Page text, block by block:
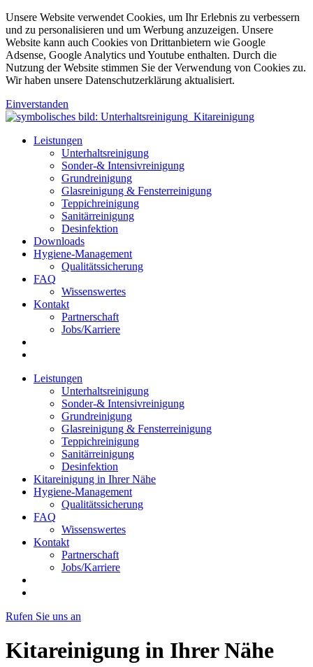
Unsere Website verwendet Cookies, um Ihr Erlebnis zu verbessern
und zu personalisieren und um Werbung anzuzeigen. Unsere
Website kann auch Cookies von Drittanbietern wie Google
Adsense, Google Analytics und Youtube enthalten. Durch die
Nutzung der Website stimmen Sie der Verwendung von Cookies zu.
Wir haben unsere Datenschutzerklärung aktualisiert.
Einverstanden
Leistungen
Unterhaltsreinigung
Sonder-& Intensivreinigung
Grundreinigung
Glasreinigung & Fensterreinigung
Teppichreinigung
Sanitärreinigung
Desinfektion
Downloads
Hygiene-Management
Qualitätssicherung
FAQ
Wissenswertes
Kontakt
Partnerschaft
Jobs/Karriere
Leistungen
Unterhaltsreinigung
Sonder-& Intensivreinigung
Grundreinigung
Glasreinigung & Fensterreinigung
Teppichreinigung
Sanitärreinigung
Desinfektion
Kitareinigung in Ihrer Nähe
Hygiene-Management
Qualitätssicherung
FAQ
Wissenswertes
Kontakt
Partnerschaft
Jobs/Karriere
Rufen Sie uns an
Kitareinigung in Ihrer Nähe